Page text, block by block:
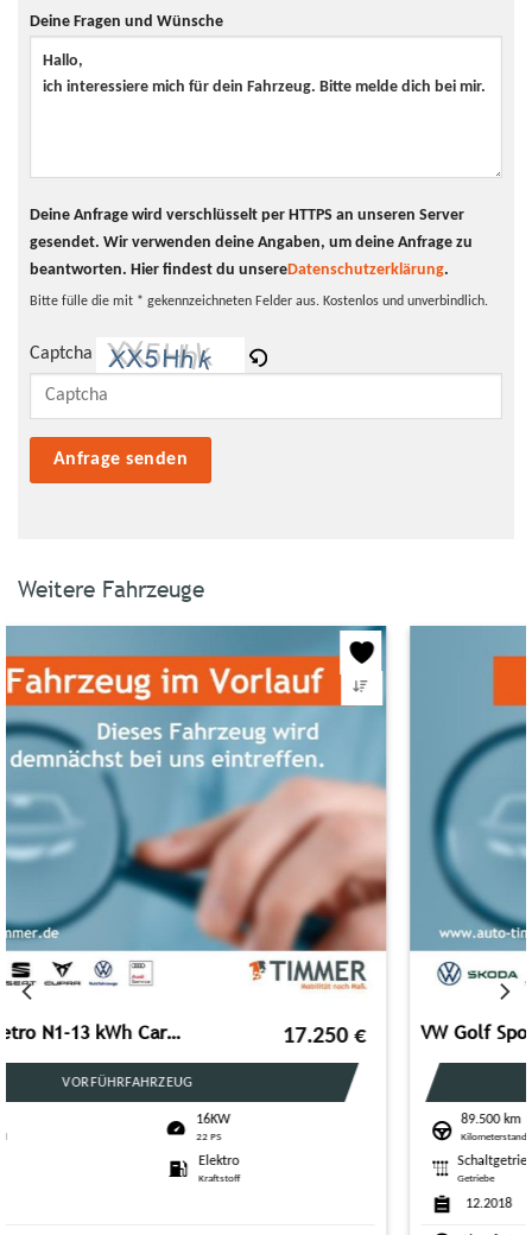
Klimaanlage ja
Innentyp Alcantara
Deine Fragen und Wünsche
Deine Anfrage wird verschlüsselt per HTTPS an unseren Server
gesendet. Wir verwenden deine Angaben, um deine Anfrage zu
beantworten. Hier findest du unsereDatenschutzerklärung.
Bitte fülle die mit * gekennzeichneten Felder aus. Kostenlos und unverbindlich.
Bitte lasse dieses Feld leer.
Captcha
Weitere Fahrzeuge
VW Golf Sportsvan 1.5 TSI Comfortline +AHK+ACC+ 13.490€